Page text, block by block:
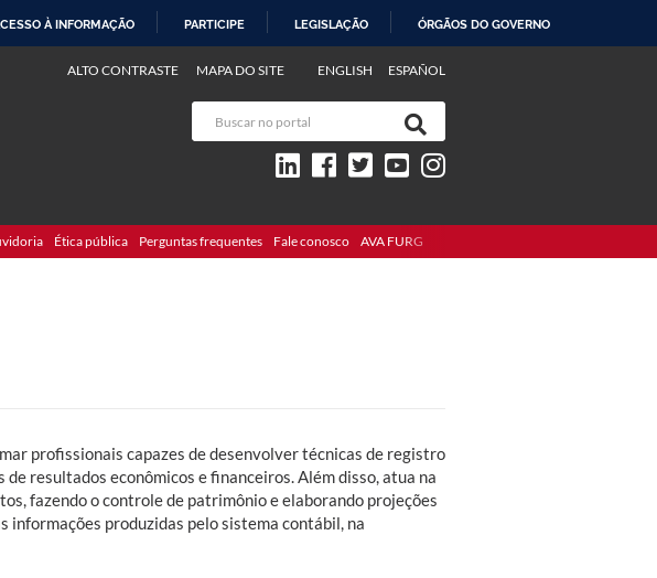
À INFORMAÇÃO PARTICIPE LEGISLAÇÃO ÓRGÃOS DO GOVERNO
ENGLISH ESPAÑOL
ALTO CONTRASTE MAPA DO SITE
Ética pública Perguntas frequentes Fale conosco AVA FURG
profissionais capazes de desenvolver técnicas de registro
resultados econômicos e financeiros. Além disso, atua na
fazendo o controle de patrimônio e elaborando projeções
informações produzidas pelo sistema contábil, na